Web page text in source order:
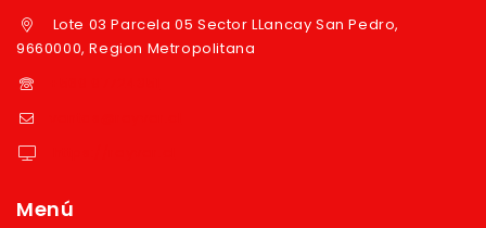
Lote 03 Parcela 05 Sector LLancay San Pedro,
9660000, Region Metropolitana
Menú